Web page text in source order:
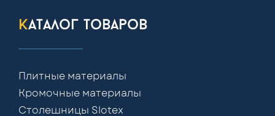
каталог товаров
Плитные материалы
Кромочные материалы
Столешницы Slotex